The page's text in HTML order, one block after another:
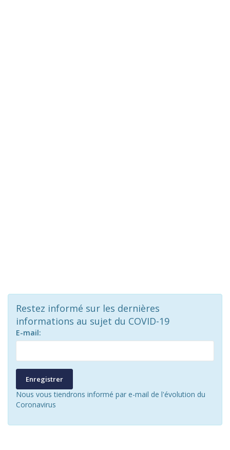
Restez informé sur les dernières
informations au sujet du COVID-19
E-mail:
Enregistrer
Nous vous tiendrons informé par e-mail de l'évolution du
Coronavirus